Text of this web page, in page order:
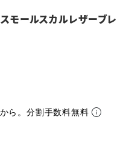
モールスカルレザーブレ
から。分割手数料無料